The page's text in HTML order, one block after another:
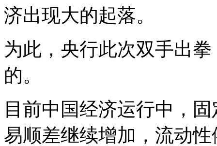
济出现大的起落。
为此，央行此次双手出
的。
目前中国经济运行中，
易顺差继续增加，流动